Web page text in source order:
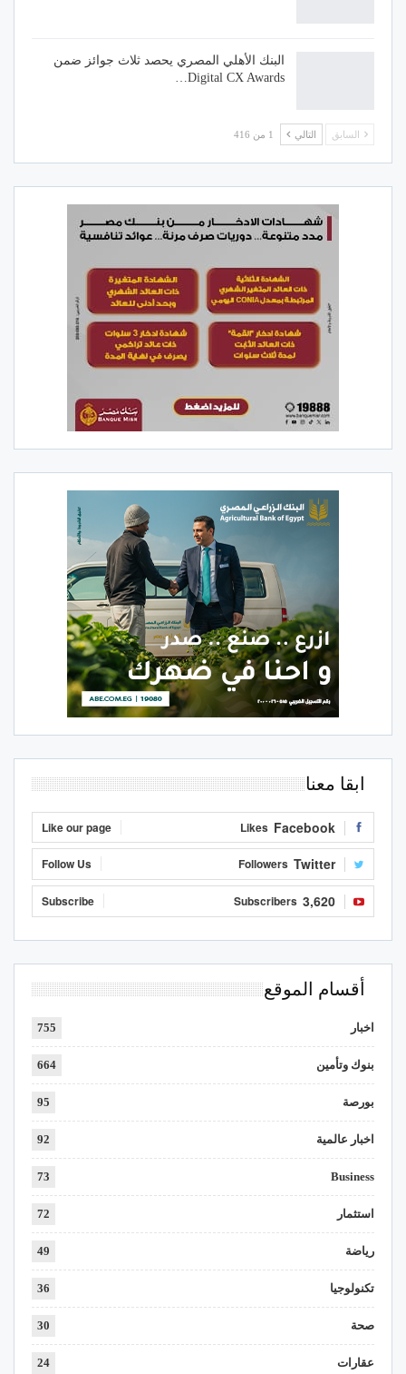
البنك الأهلي المصري يحصد ثلاث جوائز ضمن
Digital CX Awards…
السابق التالي 1 من 416
ابقا معنا
Facebook
Likes
Like our page
Twitter
Followers
Follow Us
3,620
Subscribers
Subscribe
أقسام الموقع
اخبار 755
بنوك وتأمين 664
بورصة 95
اخبار عالمية 92
Business
73
استثمار 72
رياضة 49
تكنولوجيا 36
صحة 30
عقارات 24